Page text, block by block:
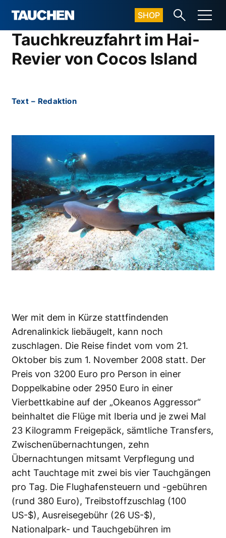
SHOP
Tauchkreuzfahrt im Hai-
Revier von Cocos Island
Text – Redaktion
Wer mit dem in Kürze stattfindenden
Adrenalinkick liebäugelt, kann noch
zuschlagen. Die Reise findet vom vom 21.
Oktober bis zum 1. November 2008 statt. Der
Preis von 3200 Euro pro Person in einer
Doppelkabine oder 2950 Euro in einer
Vierbettkabine auf der „Okeanos Aggressor“
beinhaltet die Flüge mit Iberia und je zwei Mal
23 Kilogramm Freigepäck, sämtliche Transfers,
Zwischenübernachtungen, zehn
Übernachtungen mitsamt Verpflegung und
acht Tauchtage mit zwei bis vier Tauchgängen
pro Tag. Die Flughafensteuern und -gebühren
(rund 380 Euro), Treibstoffzuschlag (100
US-$), Ausreisegebühr (26 US-$),
Nationalpark- und Tauchgebühren im